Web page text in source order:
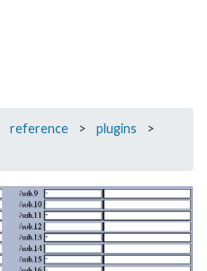
reference > plugins
>